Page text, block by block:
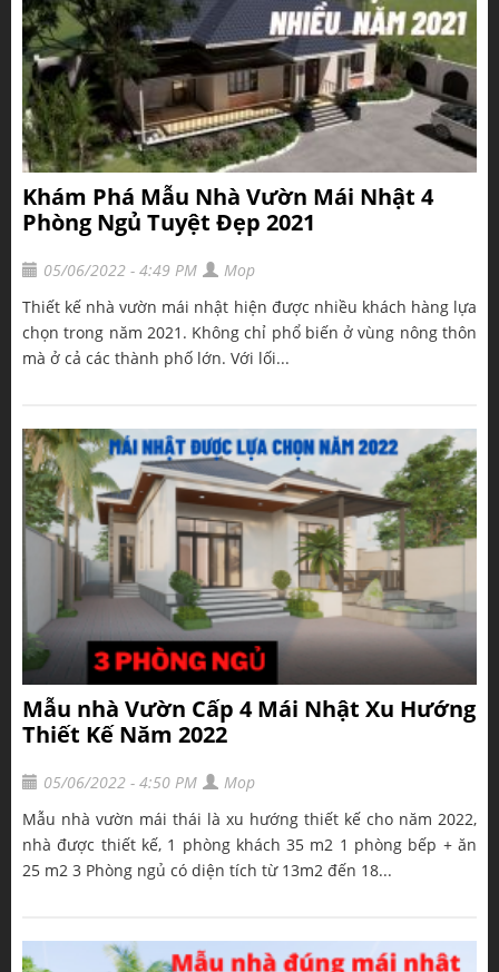
Khám Phá Mẫu Nhà Vườn Mái Nhật 4
Phòng Ngủ Tuyệt Đẹp 2021
05/06/2022 - 4:49 PM
Mop
Thiết kế nhà vườn mái nhật hiện được nhiều khách hàng lựa
chọn trong năm 2021. Không chỉ phổ biến ở vùng nông thôn
mà ở cả các thành phố lớn. Với lối...
Mẫu nhà Vườn Cấp 4 Mái Nhật Xu Hướng
Thiết Kế Năm 2022
05/06/2022 - 4:50 PM
Mop
Mẫu nhà vườn mái thái là xu hướng thiết kế cho năm 2022,
nhà được thiết kế, 1 phòng khách 35 m2 1 phòng bếp + ăn
25 m2 3 Phòng ngủ có diện tích từ 13m2 đến 18...